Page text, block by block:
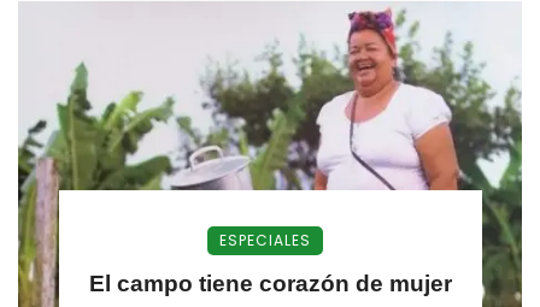
ESPECIALES
El campo tiene corazón de mujer